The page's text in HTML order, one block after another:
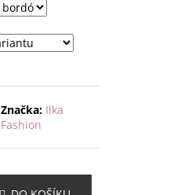
Značka: Ilka
Fashion